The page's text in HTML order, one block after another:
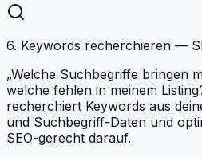
6. Keywords recherchieren —
„Welche Suchbegriffe bringen
welche fehlen in meinem
recherchiert Keywords aus
und Suchbegriff-Daten und
SEO-gerecht darauf.